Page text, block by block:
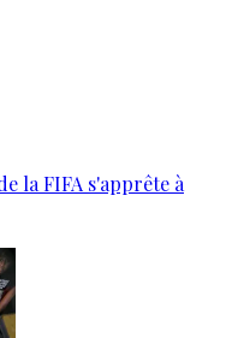
la FIFA s'apprête à